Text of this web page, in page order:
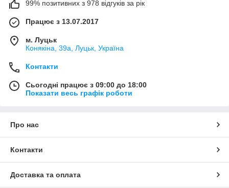
99% позитивних з 978 відгуків за рік
Працює з 13.07.2017
м. Луцьк
Конякіна, 39а, Луцьк, Україна
Контакти
Сьогодні працює з 09:00 до 18:00
Показати весь графік роботи
Про нас
Контакти
Доставка та оплата